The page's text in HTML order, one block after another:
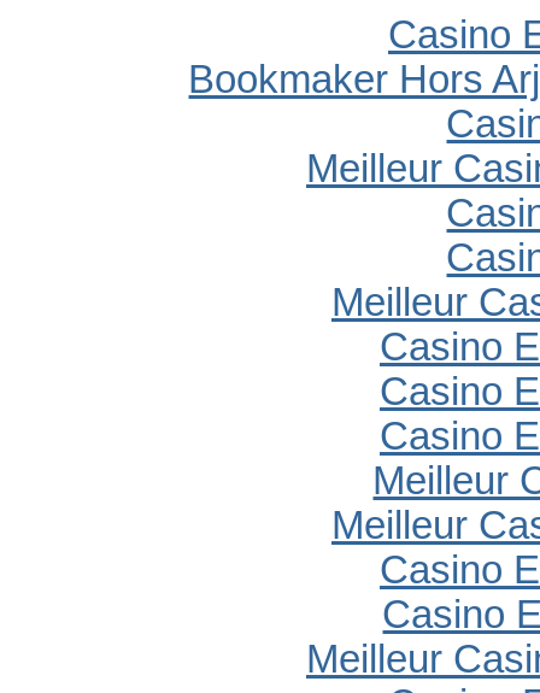
Casino
Bookmaker Hors
Meilleur
Meilleur
Casino
Casino
Casino
Meilleur
Meilleur
Casino
Casino
Meilleur